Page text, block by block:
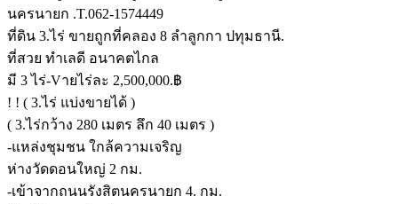
นครนายก .T.062-1574449
ที่ดิน 3.ไร่ ขายถูกที่คลอง 8 ลำลูกกา ปทุมธานี.
ที่สวย ทำเลดี อนาคตไกล
มี 3 ไร่-Vายไร่ละ 2,500,000.฿
! ! ( 3.ไร่ แบ่งขายได้ )
( 3.ไร่กว้าง 280 เมตร ลึก 40 เมตร )
-แหล่งชุมชน ใกล้ความเจริญ
ห่างวัดดอนใหญ่ 2 กม.
-เข้าจากถนนรังสิตนครนายก 4. กม.